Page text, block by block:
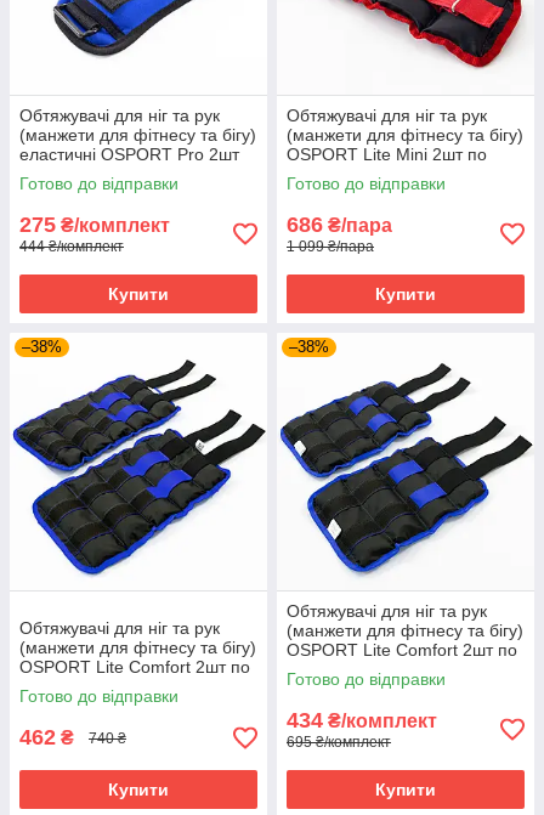
Обтяжувачі для ніг та рук
(манжети для фітнесу та бігу)
еластичні OSPORT Pro 2шт
по 0.5кг (OF-0060)
Готово до відправки
275 ₴/комплект
444 ₴/комплект
Купити
Обтяжувачі для ніг та рук
(манжети для фітнесу та бігу)
OSPORT Lite Mini 2шт по
1.5кг (OF-00102)
Готово до відправки
686 ₴/пара
1 099 ₴/пара
Купити
–38%
Обтяжувачі для ніг та рук
(манжети для фітнесу та бігу)
OSPORT Lite Comfort 2шт по
2.5кг (FI-0118)
Готово до відправки
462 ₴ 740 ₴
Купити
–38%
Обтяжувачі для ніг та рук
(манжети для фітнесу та бігу)
OSPORT Lite Comfort 2шт по
2кг (FI-0119)
Готово до відправки
434 ₴/комплект
695 ₴/комплект
Купити